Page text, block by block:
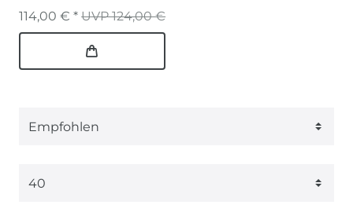
UVP 124,00 €
114,00 € *